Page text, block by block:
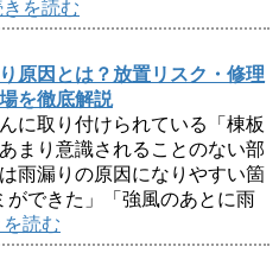
きを読む
原因とは？放置リスク・修理
を徹底解説
に取り付けられている「棟板
まり意識されることのない部
雨漏りの原因になりやすい箇
ができた」「強風のあとに雨
を読む